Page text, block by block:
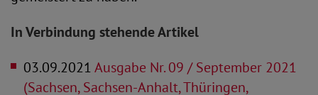
In Verbindung stehende Artikel
03.09.2021Ausgabe Nr. 09 / September 2021
(Sachsen, Sachsen-Anhalt, Thüringen,